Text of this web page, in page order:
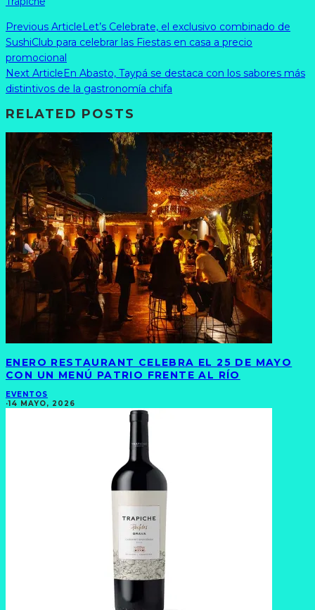
Previous Article Let’s Celebrate, el exclusivo combinado de
SushiClub para celebrar las Fiestas en casa a precio
promocional
Next Article En Abasto, Taypá se destaca con los sabores más
distintivos de la gastronomía chifa
RELATED POSTS
ENERO RESTAURANT CELEBRA EL 25 DE MAYO
CON UN MENÚ PATRIO FRENTE AL RÍO
EVENTOS
·14 MAYO, 2026